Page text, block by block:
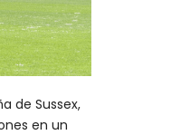
de Sussex,
en un